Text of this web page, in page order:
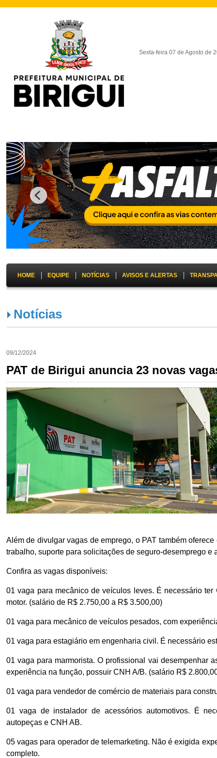
Sexta-feira 07 de Agosto de
HOME EQUIPE NOTÍCIAS AVISOS E ALERTAS
Notícias
09/12/2024
PAT de Birigui anuncia 23 novas
Além de divulgar vagas de emprego, o PAT também
trabalho, suporte para solicitações de seguro-desemprego
Confira as vagas disponíveis:
01 vaga para mecânico de veículos leves. É necessário
motor. (salário de R$ 2.750,00 a R$ 3.500,00)
01 vaga para mecânico de veículos pesados, com
01 vaga para estagiário em engenharia civil. É necessário
01 vaga para marmorista. O profissional vai desempenhar
experiência na função, possuir CNH A/B. (salário R$
01 vaga para vendedor de comércio de materiais para
01 vaga de instalador de acessórios automotivos. É
autopeças e CNH AB.
05 vagas para operador de telemarketing. Não é exigida
completo.